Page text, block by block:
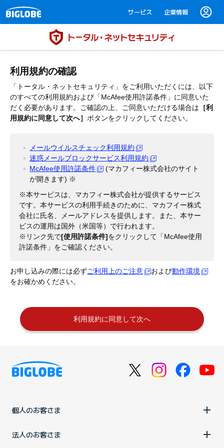
サービス 企業情報
利用規約の確認
「トータル・ネットセキュリティ」をご利用いただくには、以下
のすべての利用規約および「McAfee使用許諾条件」に同意いた
だく必要があります。ご確認の上、ご同意いただける場合は ［利
用規約に同意して次へ］ ボタンをクリックしてください。
メールウイルスチェック利用規約
迷惑メールブロックサービス利用規約
McAfee使用許諾条件
(マカフィー株式会社のサイト
が開きます) ※
※本サービスは、マカフィー株式会社が提供するサービス
です。本サービスの利用手続きのために、マカフイー株式
会社に氏名、メールアドレスを提供します。また、本サー
ビスの運用は国外（米国等）で行われます。
※リンク先で[使用許諾条件]をクリックして「McAfee使用
許諾条件」をご確認ください。
お申し込みの際には必ずご利用上のご注意 および動作環境
をお確かめください。
利用規約に同意して次へ
個人のお客さま
法人のお客さま